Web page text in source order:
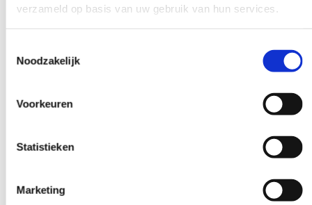
verzameld op basis van uw gebruik van hun services.
Noodzakelijk
Voorkeuren
Statistieken
Marketing
onderwerpen voor een goed functionerend praktijkteam.
praktijkvoering te verstoren?
vraagt om slimme organisatie en flexibiliteit. Gebruik een mix
is steeds vaker digitaal beschikbaar, wat
inplannen makkelijker maakt.
Plan scholing buiten piekuren en zorg voor goede vervanging.
Verdeel grote cursussen over meerdere momenten en laat